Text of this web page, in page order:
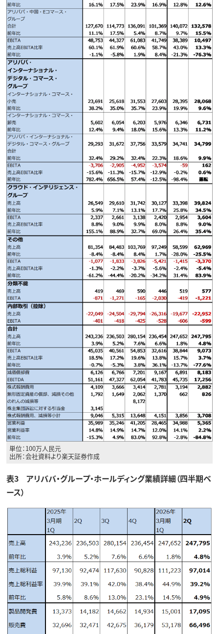
単位：100万人民元
出所：会社資料より楽天証券作成
表3 アリババ・グループ・ホールディング業績詳細（四半期ベ
ース）